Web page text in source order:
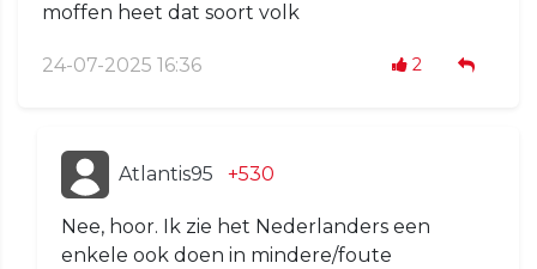
moffen heet dat soort volk
24-07-2025 16:36 2
Atlantis95 +530
Nee, hoor. Ik zie het Nederlanders een
enkele ook doen in mindere/foute